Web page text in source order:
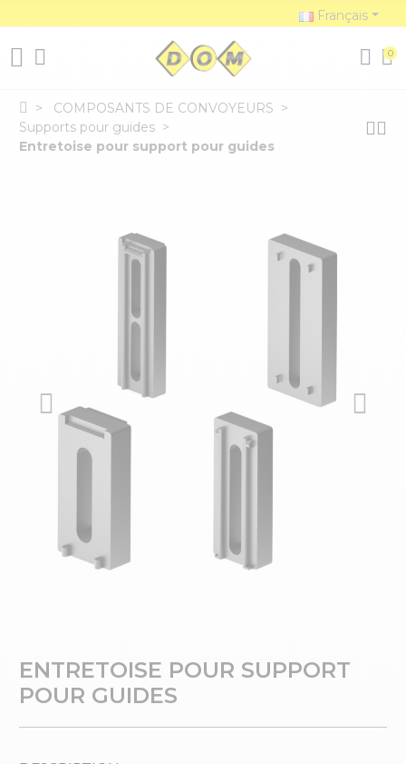
Français
0
COMPOSANTS DE CONVOYEURS
Supports pour guides
Entretoise pour support pour guides
ENTRETOISE POUR SUPPORT
POUR GUIDES